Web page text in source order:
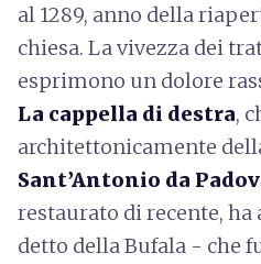
al 1289, anno della
chiesa. La vivezza dei
esprimono un dolore
La cappella di destra,
architettonicamente
Sant’Antonio da
restaurato di recente,
detto della Bufala - che